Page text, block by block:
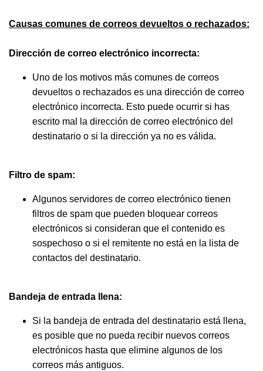
Causas comunes de correos devueltos o rechazados:
Dirección de correo electrónico incorrecta:
Uno de los motivos más comunes de correos
devueltos o rechazados es una dirección de correo
electrónico incorrecta. Esto puede ocurrir si has
escrito mal la dirección de correo electrónico del
destinatario o si la dirección ya no es válida.
Filtro de spam:
Algunos servidores de correo electrónico tienen
filtros de spam que pueden bloquear correos
electrónicos si consideran que el contenido es
sospechoso o si el remitente no está en la lista de
contactos del destinatario.
Bandeja de entrada llena:
Si la bandeja de entrada del destinatario está llena,
es posible que no pueda recibir nuevos correos
electrónicos hasta que elimine algunos de los
correos más antiguos.